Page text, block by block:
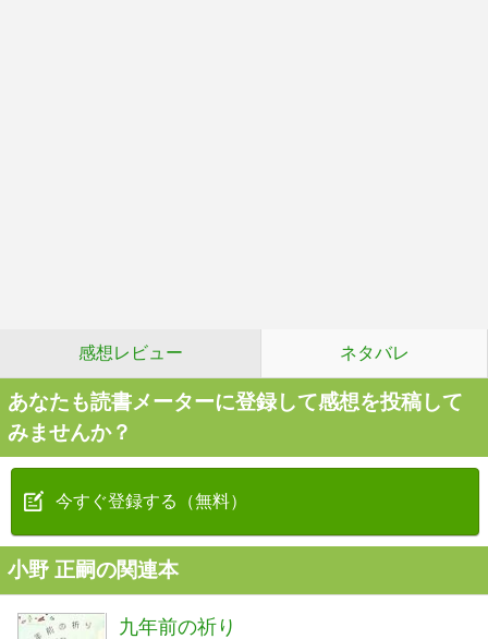
感想レビュー ネタバレ
あなたも読書メーターに登録して感想を投稿して
みませんか？
今すぐ登録する（無料）
小野 正嗣の関連本
九年前の祈り